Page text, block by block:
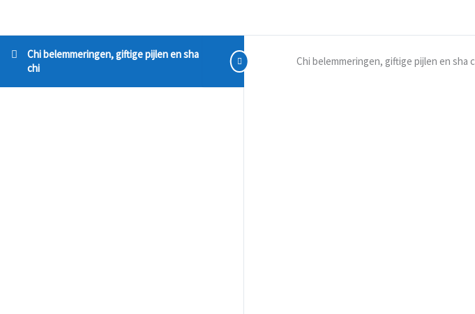
Chi belemmeringen, giftige pijlen en sha
chi
Chi belemmeringen, giftige pijlen en sha